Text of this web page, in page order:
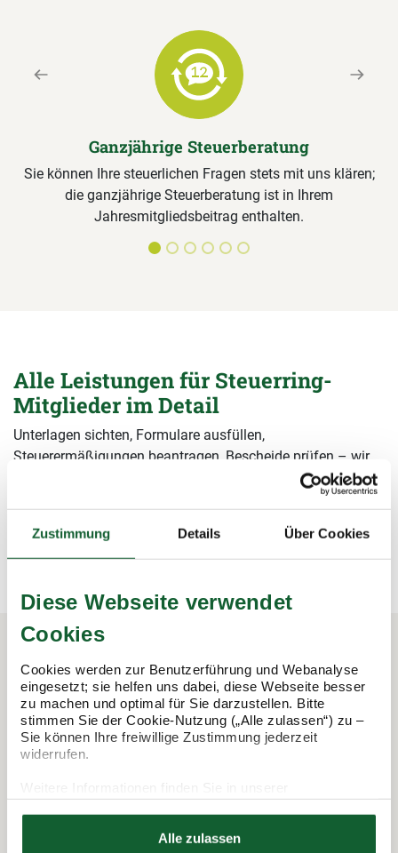
Zustimmung Details Über Cookies
Diese Webseite verwendet
Cookies
Cookies werden zur Benutzerführung und Webanalyse
eingesetzt; sie helfen uns dabei, diese Webseite besser
zu machen und optimal für Sie darzustellen. Bitte
stimmen Sie der Cookie-Nutzung („Alle zulassen“) zu –
Sie können Ihre freiwillige Zustimmung jederzeit
widerrufen.
Datenschutzerklärung
Hier finden Sie unser
Alle zulassen
Ganzjährige Steuerberatung
Sie können Ihre steuerlichen Fragen stets mit uns klären;
die ganzjährige Steuerberatung ist in Ihrem
Jahresmitgliedsbeitrag enthalten.
Previous Next
Alle Leistungen für Steuerring-
Mitglieder im Detail
Unterlagen sichten, Formulare ausfüllen,
Steuerermäßigungen beantragen, Bescheide prüfen – wir
übernehmen alle Arbeiten rund um die Steuererklärung und
mehr erfahren
mehr erfahren
In 3 Schritten zur Steuererklärung.
So funktioniert's: